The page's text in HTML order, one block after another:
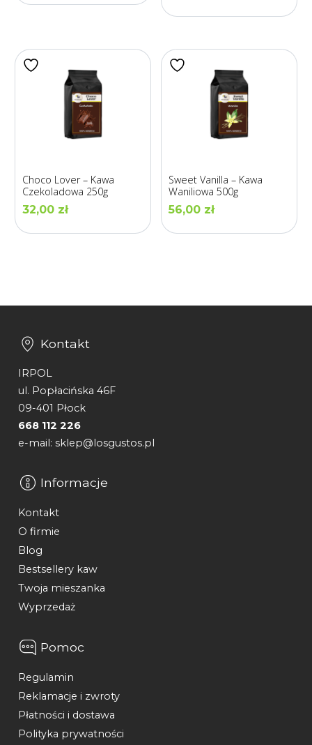
Choco Lover – Kawa
Czekoladowa 250g
32,00 zł
Sweet Vanilla – Kawa
Waniliowa 500g
56,00 zł
Kontakt
IRPOL
ul. Popłacińska 46F
09-401 Płock
668 112 226
e-mail: sklep@losgustos.pl
Informacje
Kontakt
O firmie
Blog
Bestsellery kaw
Twoja mieszanka
Wyprzedaż
Pomoc
Regulamin
Reklamacje i zwroty
Płatności i dostawa
Polityka prywatności